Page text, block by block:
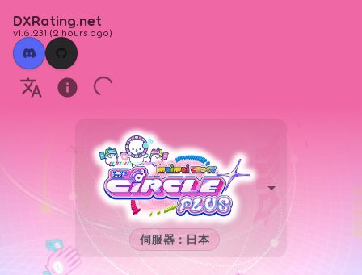
DXRating.net
v1.6.231 (2 hours ago)
伺服器：日本